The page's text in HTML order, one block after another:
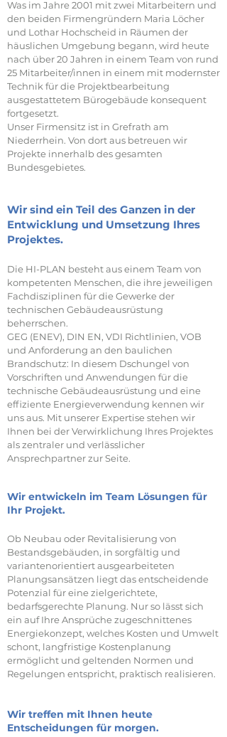
Was im Jahre 2001 mit zwei Mitarbeitern und
den beiden Firmengründern Maria Löcher
und Lothar Hochscheid in Räumen der
häuslichen Umgebung begann, wird heute
nach über 20 Jahren in einem Team von rund
25 Mitarbeiter/innen in einem mit modernster
Technik für die Projektbearbeitung
ausgestattetem Bürogebäude konsequent
fortgesetzt.
Unser Firmensitz ist in Grefrath am
Niederrhein. Von dort aus betreuen wir
Projekte innerhalb des gesamten
Bundesgebietes.
Wir sind ein Teil des Ganzen in der
Entwicklung und Umsetzung Ihres
Projektes.
Die HI-PLAN besteht aus einem Team von
kompetenten Menschen, die ihre jeweiligen
Fachdisziplinen für die Gewerke der
technischen Gebäudeausrüstung
beherrschen.
GEG (ENEV), DIN EN, VDI Richtlinien, VOB
und Anforderung an den baulichen
Brandschutz: In diesem Dschungel von
Vorschriften und Anwendungen für die
technische Gebäudeausrüstung und eine
effiziente Energieverwendung kennen wir
uns aus. Mit unserer Expertise stehen wir
Ihnen bei der Verwirklichung Ihres Projektes
als zentraler und verlässlicher
Ansprechpartner zur Seite.
Wir entwickeln im Team Lösungen für
Ihr Projekt.
Ob Neubau oder Revitalisierung von
Bestandsgebäuden, in sorgfältig und
variantenorientiert ausgearbeiteten
Planungsansätzen liegt das entscheidende
Potenzial für eine zielgerichtete,
bedarfsgerechte Planung. Nur so lässt sich
ein auf Ihre Ansprüche zugeschnittenes
Energiekonzept, welches Kosten und Umwelt
schont, langfristige Kostenplanung
ermöglicht und geltenden Normen und
Regelungen entspricht, praktisch realisieren.
Wir treffen mit Ihnen heute
Entscheidungen für morgen.